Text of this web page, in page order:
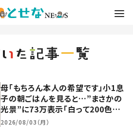
母「もちろん本人の希望です」小1息
子の朝ごはんを見ると…”まさかの
光景”に73万表示「白って200色あ
んねん」「栄養も取れて完璧」
2026/08/03（月）